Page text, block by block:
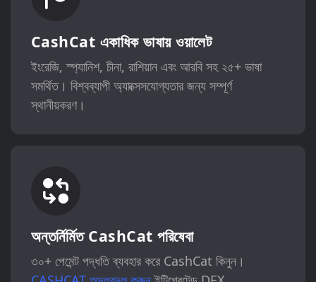
CashCat একাধিক ভাষায় ওয়ালেট
ইংরেজি, স্প্যানিশ, চীনা, রাশিয়ান এবং আরবি সহ ২৫+ ভাষা
সমর্থিত। বিশ্বব্যাপী অ্যাক্সেসযোগ্যতার জন্য সম্পূর্ণ
স্থানীয়করণ।
অন্তর্নির্মিত CashCat পরিষেবা
৩০+ পেমেন্ট পদ্ধতি ব্যবহার করে CashCat কিনুন।